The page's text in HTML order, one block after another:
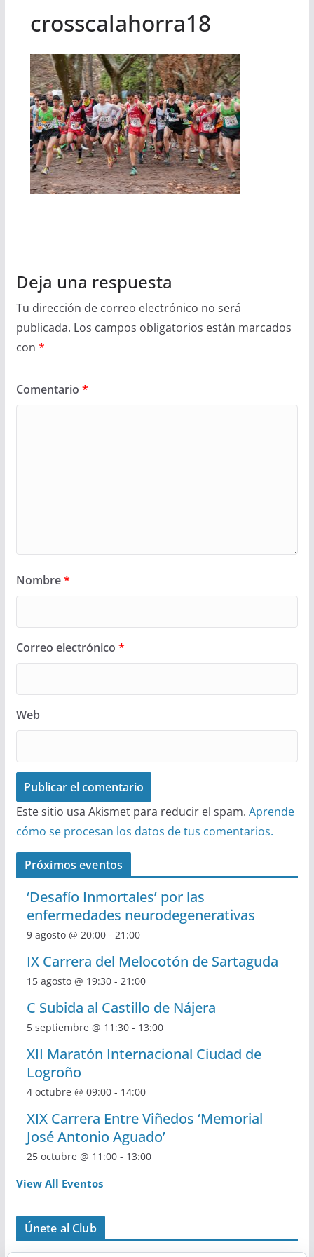
crosscalahorra18
Deja una respuesta
Tu dirección de correo electrónico no será
publicada. Los campos obligatorios están marcados
con *
Comentario *
Nombre*
Correo electrónico *
Web
Este sitio usa Akismet para reducir el spam. Aprende
cómo se procesan los datos de tus comentarios.
Próximos eventos
‘Desafío Inmortales’ por las
enfermedades neurodegenerativas
9 agosto @ 20:00- 21:00
IX Carrera del Melocotón de Sartaguda
15 agosto @ 19:30- 21:00
C Subida al Castillo de Nájera
5 septiembre @ 11:30- 13:00
XII Maratón Internacional Ciudad de
Logroño
4 octubre @ 09:00- 14:00
XIX Carrera Entre Viñedos ‘Memorial
José Antonio Aguado’
25 octubre @ 11:00- 13:00
View All Eventos
Únete al Club